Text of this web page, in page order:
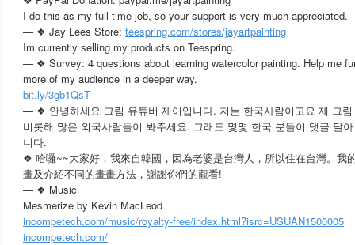
I do this as my full time job, so your support is very much appreciated.
— ❖ Jay Lees Store: teespring.com/stores/jayartpainting
Im currently selling my products on Teespring.
— ❖ Survey: 4 questions about learning watercolor painting. Help me
more of my audience in a deeper way.
bit.ly/3gb1QsT
— ❖ 안녕하세요 그림 유튜버 제이입니다. 저는 한국사람이고요 제 그
비롯해 많은 외국사람들이 봐주세요. 그래도 몇몇 한국 분들이 댓글 달
니다.
❖ 哈囉~~大家好，我來自韓國，因為老婆是台灣人，所以住在台灣。我
畫及介紹不同的畫畫方法，謝謝你們的觀看!
— ❖ Music
Mesmerize by Kevin MacLeod
incompetech.com/music/royalty-free/index.html?isrc=USUAN1500005
incompetech.com/